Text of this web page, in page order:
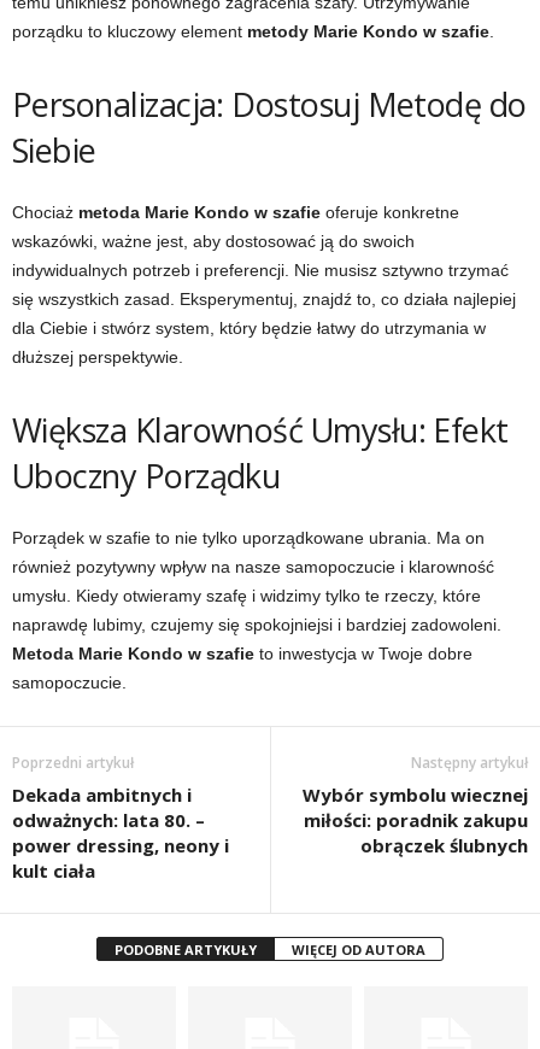
porządku to kluczowy element metody Marie Kondo w szafie
Personalizacja: Dostosuj Metodę do
Siebie
Chociaż metoda Marie Kondo w szafie oferuje konkretne
wskazówki, ważne jest, aby dostosować ją do swoich
indywidualnych potrzeb i preferencji. Nie musisz sztywno trzymać
się wszystkich zasad. Eksperymentuj, znajdź to, co działa najlepiej
dla Ciebie i stwórz system, który będzie łatwy do utrzymania w
dłuższej perspektywie.
Większa Klarowność Umysłu: Efekt
Uboczny Porządku
Porządek w szafie to nie tylko uporządkowane ubrania. Ma on
również pozytywny wpływ na nasze samopoczucie i klarowność
umysłu. Kiedy otwieramy szafę i widzimy tylko te rzeczy, które
naprawdę lubimy, czujemy się spokojniejsi i bardziej zadowoleni.
Metoda Marie Kondo w szafie to inwestycja w Twoje dobre
samopoczucie.
Poprzedni artykuł
Dekada ambitnych i
odważnych: lata 80. –
power dressing, neony i
kult ciała
Następny artykuł
Wybór symbolu wiecznej
miłości: poradnik zakupu
obrączek ślubnych
PODOBNE ARTYKUŁY WIĘCEJ OD AUTORA